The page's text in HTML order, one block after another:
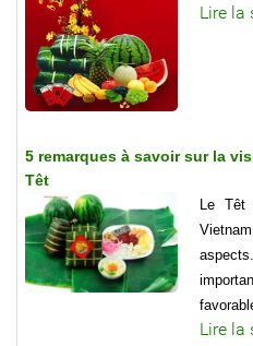
Lire la
5 remarques à savoir sur la
Têt
Le Têt
Lire la